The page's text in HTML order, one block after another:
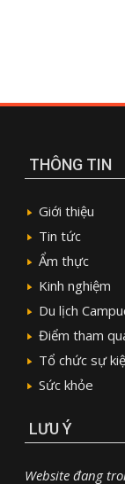
THÔNG TIN
Giới thiệu
Tin tức
Ẩm thực
Kinh nghiệm
Du lịch
Điểm tham
Tổ chức sự
Sức khỏe
LƯU Ý
Website đang